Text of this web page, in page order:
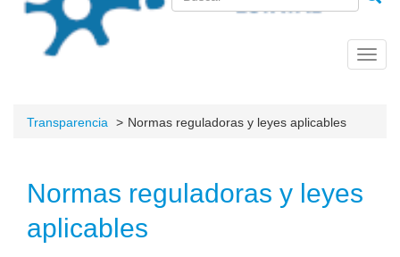
Transparencia Normas reguladoras y leyes aplicables
Normas reguladoras y leyes
aplicables